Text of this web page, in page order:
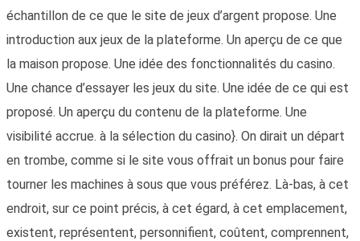
échantillon de ce que le site de jeux d’argent propose. Une
introduction aux jeux de la plateforme. Un aperçu de ce que
la maison propose. Une idée des fonctionnalités du casino.
Une chance d’essayer les jeux du site. Une idée de ce qui est
proposé. Un aperçu du contenu de la plateforme. Une
visibilité accrue. à la sélection du casino}. On dirait un départ
en trombe, comme si le site vous offrait un bonus pour faire
tourner les machines à sous que vous préférez. Là-bas, à cet
endroit, sur ce point précis, à cet égard, à cet emplacement,
existent, représentent, personnifient, coûtent, comprennent,